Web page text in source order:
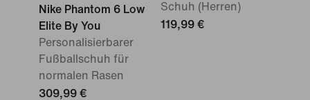
Nike Phantom 6 Low
Elite By You
Personalisierbarer
Fußballschuh für
normalen Rasen
309,99 €
Schuh (Herren)
119,99 €